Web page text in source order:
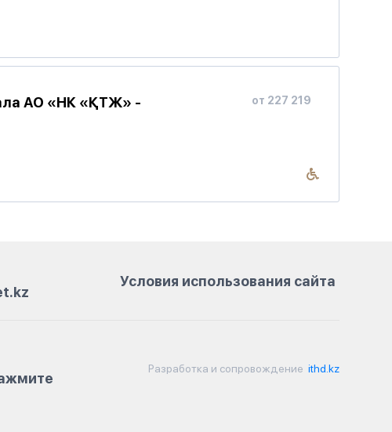
АО «НК «ҚТЖ» -
от 227 219
Условия использования сайта
Разработка и сопровождение ithd.kz